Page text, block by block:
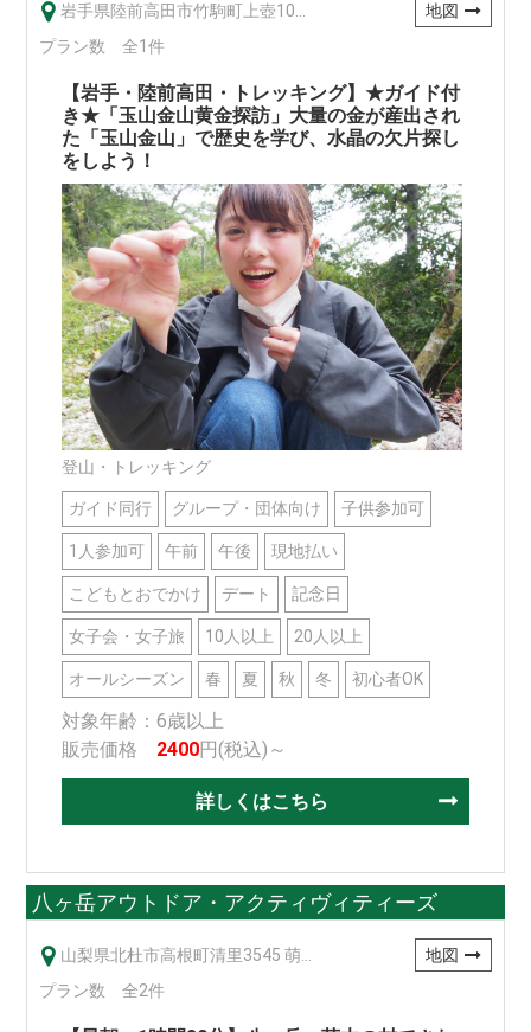
岩手県陸前高田市竹駒町上壺104-8
地図
プラン数 全1件
【岩手・陸前高田・トレッキング】★ガイド付
き★「玉山金山黄金探訪」大量の金が産出され
た「玉山金山」で歴史を学び、水晶の欠片探し
をしよう！
登山・トレッキング
ガイド同行 グループ・団体向け 子供参加可
1人参加可 午前 午後 現地払い
こどもとおでかけ デート 記念日
女子会・女子旅 10人以上 20人以上
オールシーズン 春 夏 秋 冬 初心者OK
対象年齢：6歳以上
販売価格 2400円(税込)～
詳しくはこちら
八ヶ岳アウトドア・アクティヴィティーズ
山梨県北杜市高根町清里3545 萌木の村（清里自動車向かい 萌木の村南駐車場内）
地図
プラン数 全2件